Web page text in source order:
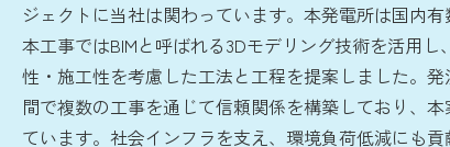
ジェクトに当社は関わっています。本発電所は国内有
本工事ではBIMと呼ばれる3Dモデリング技術を活用
性・施工性を考慮した工法と工程を提案しました。
間で複数の工事を通じて信頼関係を構築しており、
ています。社会インフラを支え、環境負荷低減にも